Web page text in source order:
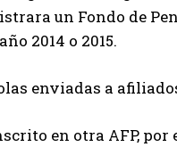
un Fondo de
2014 o 2015.
enviadas a
en otra AFP,